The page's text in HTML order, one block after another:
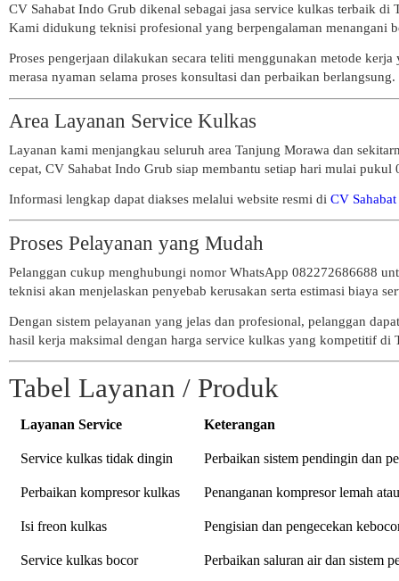
CV Sahabat Indo Grub dikenal sebagai jasa service kulkas terbaik
Kami didukung teknisi profesional yang berpengalaman menangani
Proses pengerjaan dilakukan secara teliti menggunakan metode
merasa nyaman selama proses konsultasi dan perbaikan berlangsung.
Area Layanan Service Kulkas
Layanan kami menjangkau seluruh area Tanjung Morawa dan
cepat, CV Sahabat Indo Grub siap membantu setiap hari mulai
Informasi lengkap dapat diakses melalui website resmi di CV
Proses Pelayanan yang Mudah
Pelanggan cukup menghubungi nomor WhatsApp 082272686688
teknisi akan menjelaskan penyebab kerusakan serta estimasi biaya
Dengan sistem pelayanan yang jelas dan profesional, pelanggan
hasil kerja maksimal dengan harga service kulkas yang kompetitif di
Tabel Layanan / Produk
Layanan Service Keterangan
Service kulkas tidak dingin Perbaikan sistem pendingin dan
Perbaikan kompresor kulkas Penanganan kompresor lemah
Isi freon kulkas Pengisian dan pengecekan
Service kulkas bocor Perbaikan saluran air dan sistem